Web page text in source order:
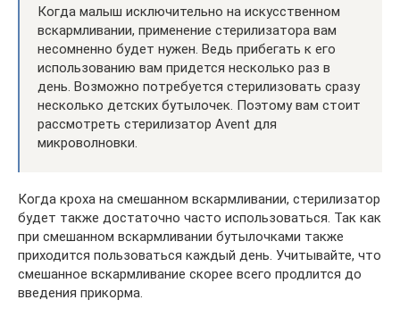
Когда малыш исключительно на искусственном
вскармливании, применение стерилизатора вам
несомненно будет нужен. Ведь прибегать к его
использованию вам придется несколько раз в
день. Возможно потребуется стерилизовать сразу
несколько детских бутылочек. Поэтому вам стоит
рассмотреть стерилизатор Avent для
микроволновки.
Когда кроха на смешанном вскармливании, стерилизатор
будет также достаточно часто использоваться. Так как
при смешанном вскармливании бутылочками также
приходится пользоваться каждый день. Учитывайте, что
смешанное вскармливание скорее всего продлится до
введения прикорма.